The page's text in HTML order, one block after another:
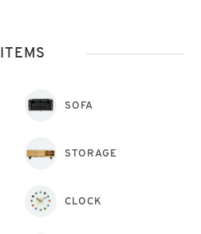
ITEMS
SOFA
STORAGE
CLOCK